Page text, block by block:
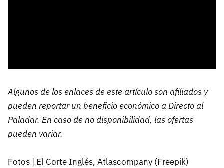
Algunos de los enlaces de este artículo son afiliados y
pueden reportar un beneficio económico a Directo al
Paladar. En caso de no disponibilidad, las ofertas
pueden variar.
Fotos | El Corte Inglés, Atlascompany (Freepik)